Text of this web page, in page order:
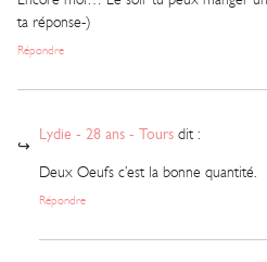
ta réponse-)
Répondre
Lydie - 28 ans - Tours dit :
Deux Oeufs c’est la bonne quantité.
Répondre